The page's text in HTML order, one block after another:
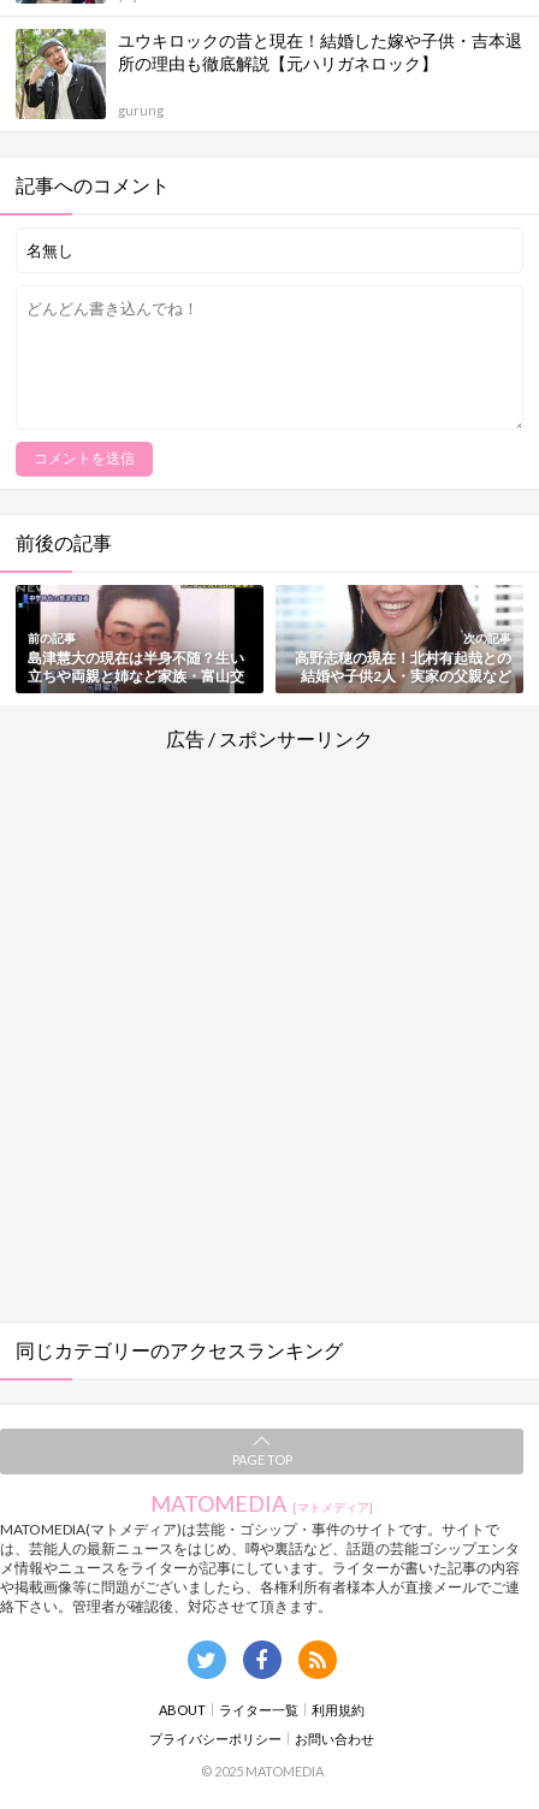
ユウキロックの昔と現在！結婚した嫁や子供・吉本退
所の理由も徹底解説【元ハリガネロック】
gurung
記事へのコメント
前後の記事
前の記事
島津慧大の現在は半身不随？生い
立ちや両親と姉など家族・富山交
番襲撃事件と判決まとめ
次の記事
高野志穂の現在！北村有起哉との
結婚や子供2人・実家の父親など
家族情報まとめ【朝ドラさくらヒ
広告 / スポンサーリンク
同じカテゴリーのアクセスランキング
PAGE TOP
MATOMEDIA [マトメディア]
MATOMEDIA(マトメディア)は芸能・ゴシップ・事件のサイトです。サイトで
は、芸能人の最新ニュースをはじめ、噂や裏話など、話題の芸能ゴシップエンタ
メ情報やニュースをライターが記事にしています。ライターが書いた記事の内容
や掲載画像等に問題がございましたら、各権利所有者様本人が直接メールでご連
絡下さい。管理者が確認後、対応させて頂きます。
ABOUT ライター一覧
利用規約
プライバシーポリシー
お問い合わせ
© 2025 MATOMEDIA